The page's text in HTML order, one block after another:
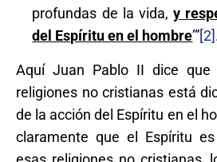
profundas de la vida, y
del Espíritu en el hombre’”[2]
Aquí Juan Pablo II dice
religiones no cristianas está
de la acción del Espíritu en el
claramente que el Espíritu